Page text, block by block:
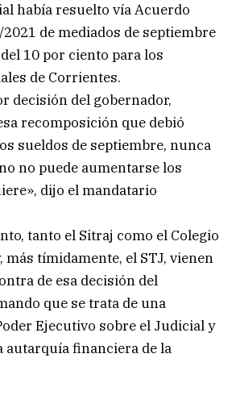
había resuelto vía Acuerdo
de mediados de septiembre
10 por ciento para los
de Corrientes.
decisión del gobernador,
recomposición que debió
sueldos de septiembre, nunca
no puede aumentarse los
dijo el mandatario
tanto el Sitraj como el Colegio
más tímidamente, el STJ, vienen
de esa decisión del
que se trata de una
Ejecutivo sobre el Judicial y
autarquía financiera de la